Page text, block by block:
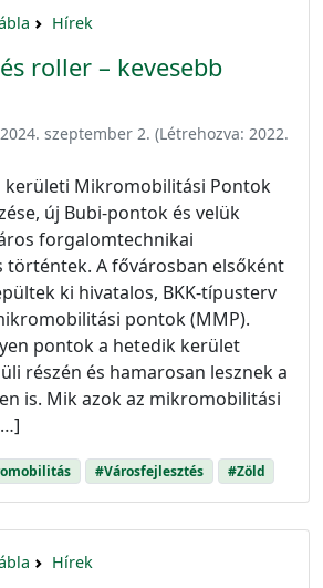
Hírek
roller – kevesebb
2024. szeptember 2. (Létrehozva: 2022.
kerületi Mikromobilitási Pontok
új Bubi-pontok és velük
forgalomtechnikai
történtek. A fővárosban elsőként
ki hivatalos, BKK-típusterv
pontok (MMP).
pontok a hetedik kerület
részén és hamarosan lesznek a
is. Mik azok az mikromobilitási
#Városfejlesztés #Zöld
Hírek